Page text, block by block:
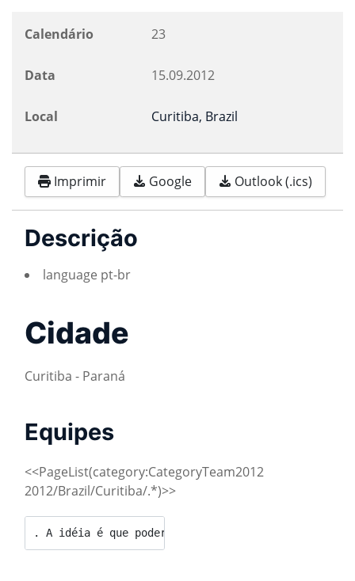
Calendário 23
Data 15.09.2012
Local Curitiba, Brazil
Imprimir Google Outlook (.ics)
Descrição
language pt-br
Cidade
Curitiba - Paraná
Equipes
<<PageList(category:CategoryTeam2012
2012/Brazil/Curitiba/.*)>>
. A idéia é que poderá haver, eventualmente, mais